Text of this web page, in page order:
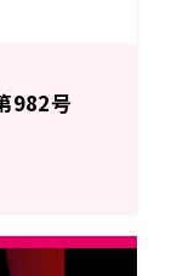
982号